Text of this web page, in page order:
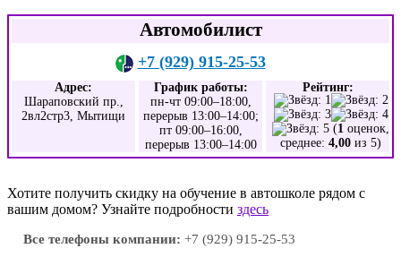
Автомобилист
+7 (929) 915-25-53
Адрес:
Шараповский пр.,
2вл2стр3, Мытищи
График работы:
пн-чт 09:00–18:00,
перерыв 13:00–14:00;
пт 09:00–16:00,
перерыв 13:00–14:00
Рейтинг:
(1 оценок,
среднее: 4,00 из 5)
Хотите получить скидку на обучение в автошколе рядом с
вашим домом? Узнайте подробности здесь
Все телефоны компании: +7 (929) 915-25-53